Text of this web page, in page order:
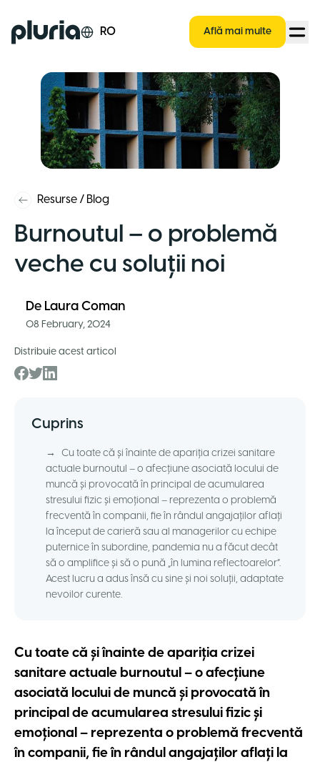
Logo Pluria RO Află mai multe
Resurse / Blog
Burnoutul – o problemă
veche cu soluții noi
De Laura Coman
08 February, 2024
Distribuie acest articol
Cuprins
→
Cu toate că și înainte de apariția crizei sanitare
actuale burnoutul – o afecțiune asociată locului de
muncă și provocată în principal de acumularea
stresului fizic și emoțional – reprezenta o problemă
frecventă în companii, fie în rândul angajaților aflați
la început de carieră sau al managerilor cu echipe
puternice în subordine, pandemia nu a făcut decât
să o amplifice și să o pună „în lumina reflectoarelor”.
Acest lucru a adus însă cu sine și noi soluții, adaptate
nevoilor curente.
Cu toate că și înainte de apariția crizei
sanitare actuale burnoutul – o afecțiune
asociată locului de muncă și provocată în
principal de acumularea stresului fizic și
emoțional – reprezenta o problemă frecventă
în companii, fie în rândul angajaților aflați la